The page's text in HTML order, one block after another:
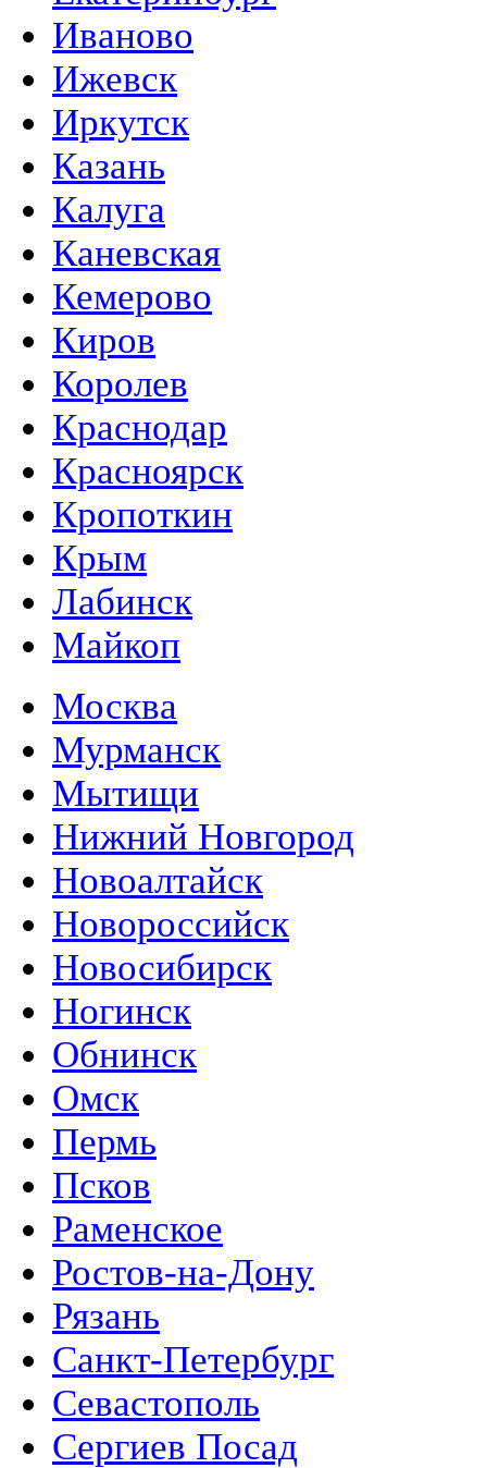
Иваново
Ижевск
Иркутск
Казань
Калуга
Каневская
Кемерово
Киров
Королев
Краснодар
Красноярск
Кропоткин
Крым
Лабинск
Майкоп
Москва
Мурманск
Мытищи
Нижний Новгород
Новоалтайск
Новороссийск
Новосибирск
Ногинск
Обнинск
Омск
Пермь
Псков
Раменское
Ростов-на-Дону
Рязань
Санкт-Петербург
Севастополь
Сергиев Посад